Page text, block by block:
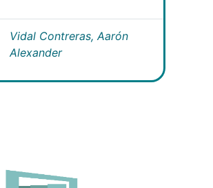
Vidal Contreras, Aarón
Alexander